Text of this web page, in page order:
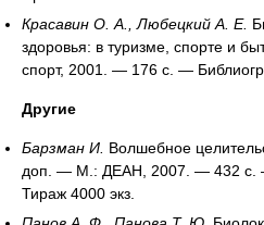
Красавин О. А., Любецкий А. Е.
здоровья: в туризме, спорте и
спорт, 2001. — 176 с. —
Другие
Барзман И. Волшебное
доп. — М.: ДЕАН, 2007. — 432
Тираж 4000 экз.